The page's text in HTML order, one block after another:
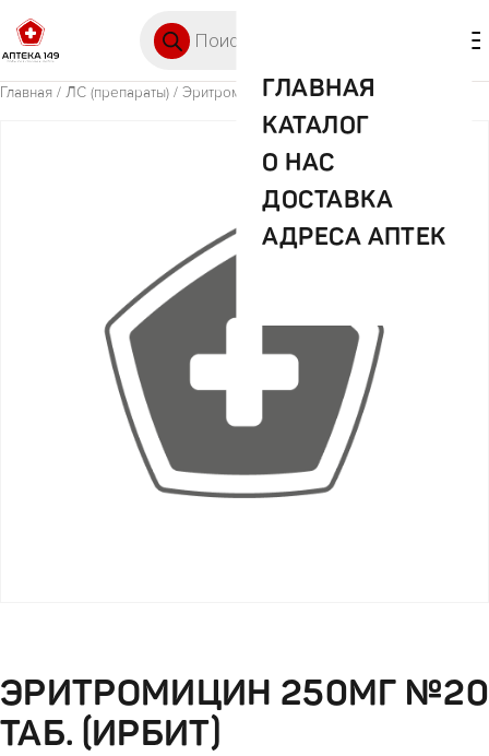
ГЛАВНАЯ
КАТАЛОГ
О НАС
ДОСТАВКА
АДРЕСА АПТЕК
Главная / ЛС (препараты) / Эритромицин 250мг №20 таб. (Ирбит)
ЭРИТРОМИЦИН 250МГ №20
ТАБ. (ИРБИТ)